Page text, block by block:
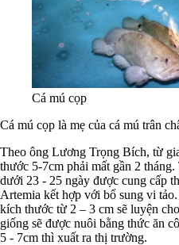
Cá mú cọp
Cá mú cọp là mẹ của cá mú trân
Theo ông Lương Trọng Bích, từ
thước 5-7cm phải mất gần 2
dưới 23 - 25 ngày được cung cấp
Artemia kết hợp với bổ sung vi
kích thước từ 2 – 3 cm sẽ luyện
giống sẽ được nuôi bằng thức ăn
5 - 7cm thì xuất ra thị trường.